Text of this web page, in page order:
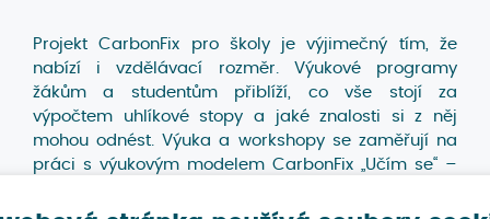
Projekt CarbonFix pro školy je výjimečný tím, že
nabízí i vzdělávací rozměr. Výukové programy
žákům a studentům přiblíží, co vše stojí za
výpočtem uhlíkové stopy a jaké znalosti si z něj
mohou odnést. Výuka a workshopy se zaměřují na
práci s výukovým modelem CarbonFix „Učím se“ –
využití.